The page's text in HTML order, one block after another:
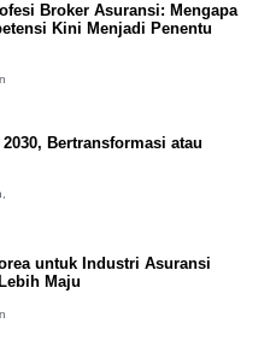
Broker Asuransi: Mengapa
Kini Menjadi Penentu
Bertransformasi atau
untuk Industri Asuransi
Maju